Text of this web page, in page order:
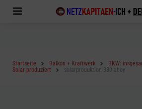
Startseite Balkon + Kraftwerk
BKW:
Solar produziert
solarproduktion-380-ahoy